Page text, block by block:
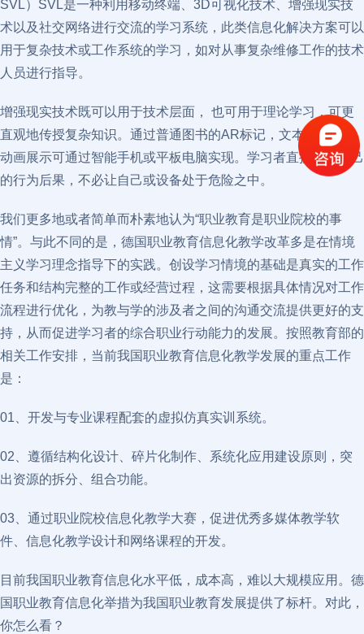
SVL）SVL是一种利用移动终端、3D可视化技术、增强现实技
术以及社交网络进行交流的学习系统，此类信息化解决方案可以
用于复杂技术或工作系统的学习，如对从事复杂维修工作的技术
人员进行指导。
增强现实技术既可以用于技术层面， 也可用于理论学习，可更
直观地传授复杂知识。通过普通图书的AR标记，文本、插图的
动画展示可通过智能手机或平板电脑实现。学习者直接面对自己
的行为后果，不必让自己或设备处于危险之中。
我们更多地或者简单而朴素地认为“职业教育是职业院校的事
情”。与此不同的是，德国职业教育信息化教学改革多是在情境
主义学习理念指导下的实践。创设学习情境的基础是真实的工作
任务和结构完整的工作或经营过程，这需要根据具体情况对工作
流程进行优化，为教与学的涉及者之间的沟通交流提供更好的支
持，从而促进学习者的综合职业行动能力的发展。按照教育部的
相关工作安排，当前我国职业教育信息化教学发展的重点工作
是：
01、开发与专业课程配套的虚拟仿真实训系统。
02、遵循结构化设计、碎片化制作、系统化应用建设原则，突
出资源的拆分、组合功能。
03、通过职业院校信息化教学大赛，促进优秀多媒体教学软
件、信息化教学设计和网络课程的开发。
目前我国职业教育信息化水平低，成本高，难以大规模应用。德
国职业教育信息化举措为我国职业教育发展提供了标杆。对此，
你怎么看？